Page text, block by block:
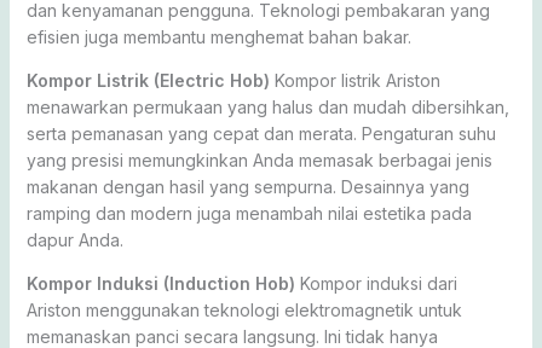
dan kenyamanan pengguna. Teknologi pembakaran yang
efisien juga membantu menghemat bahan bakar.
Kompor Listrik (Electric Hob) Kompor listrik Ariston
menawarkan permukaan yang halus dan mudah dibersihkan,
serta pemanasan yang cepat dan merata. Pengaturan suhu
yang presisi memungkinkan Anda memasak berbagai jenis
makanan dengan hasil yang sempurna. Desainnya yang
ramping dan modern juga menambah nilai estetika pada
dapur Anda.
Kompor Induksi (Induction Hob) Kompor induksi dari
Ariston menggunakan teknologi elektromagnetik untuk
memanaskan panci secara langsung. Ini tidak hanya